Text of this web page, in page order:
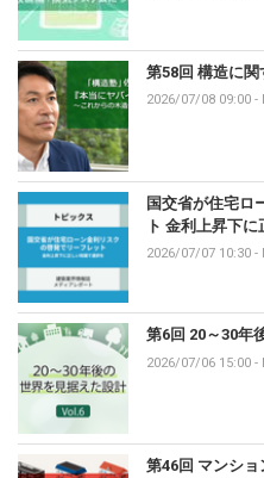
第58回 構造に関
2026/07/08 09:00 -
国交省が住宅ロ
ト 金利上昇下
2026/07/07 10:30 -
第6回 20～30年
2026/07/06 15:00 -
第46回 マンシ